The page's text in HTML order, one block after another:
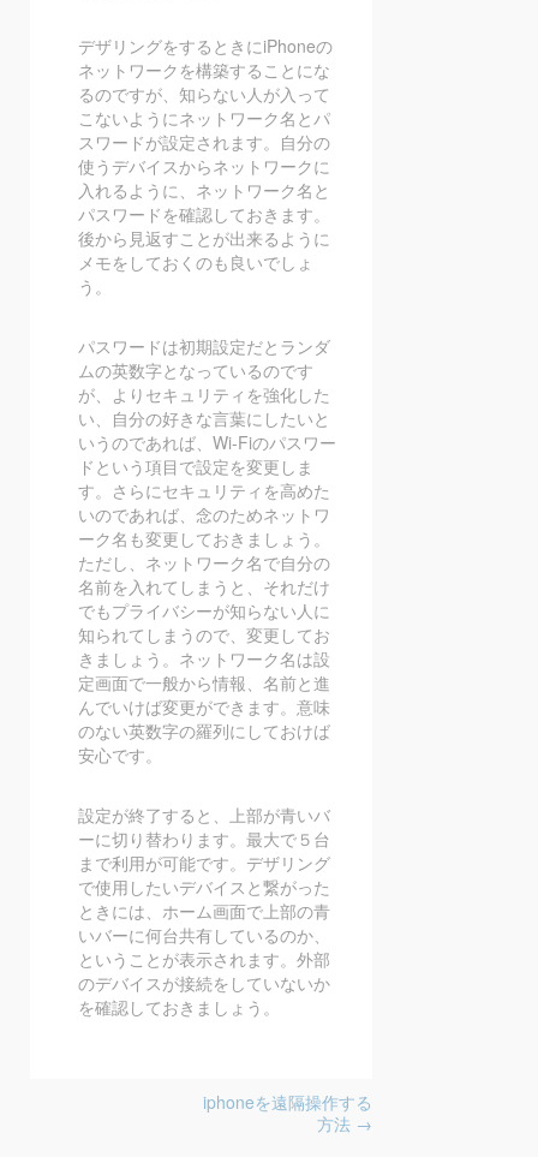
デザリングをするときにiPhoneの
ネットワークを構築することにな
るのですが、知らない人が入って
こないようにネットワーク名とパ
スワードが設定されます。自分の
使うデバイスからネットワークに
入れるように、ネットワーク名と
パスワードを確認しておきます。
後から見返すことが出来るように
メモをしておくのも良いでしょ
う。
パスワードは初期設定だとランダ
ムの英数字となっているのです
が、よりセキュリティを強化した
い、自分の好きな言葉にしたいと
いうのであれば、Wi-Fiのパスワー
ドという項目で設定を変更しま
す。さらにセキュリティを高めた
いのであれば、念のためネットワ
ーク名も変更しておきましょう。
ただし、ネットワーク名で自分の
名前を入れてしまうと、それだけ
でもプライバシーが知らない人に
知られてしまうので、変更してお
きましょう。ネットワーク名は設
定画面で一般から情報、名前と進
んでいけば変更ができます。意味
のない英数字の羅列にしておけば
安心です。
設定が終了すると、上部が青いバ
ーに切り替わります。最大で５台
まで利用が可能です。デザリング
で使用したいデバイスと繋がった
ときには、ホーム画面で上部の青
いバーに何台共有しているのか、
ということが表示されます。外部
のデバイスが接続をしていないか
を確認しておきましょう。
iphoneを遠隔操作する
方法 →